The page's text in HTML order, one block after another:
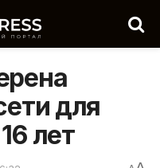
для
лет